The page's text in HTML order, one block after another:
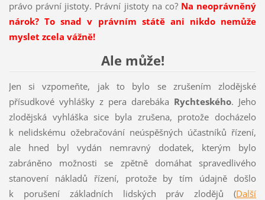
právo právní jistoty. Právní jistoty na co? Na neoprávněný
nárok? To snad v právním státě ani nikdo nemůže
myslet zcela vážně!
Ale může!
Jen si vzpomeňte, jak to bylo se zrušením zlodějské
přísudkové vyhlášky z pera darebáka Rychteského. Jeho
zlodějská vyhláška sice byla zrušena, protože docházelo
k nelidskému ožebračování neúspěšných účastníků řízení,
ale hned byl vydán nemravný dodatek, kterým bylo
zabráněno možnosti se zpětně domáhat spravedlivého
stanovení nákladů řízení, protože by tím údajně došlo
k porušení základních lidských práv zlodějů (Další